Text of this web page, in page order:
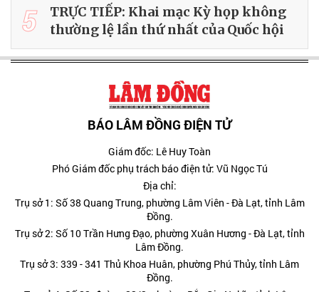
5
TRỰC TIẾP: Khai mạc Kỳ họp không
thường lệ lần thứ nhất của Quốc hội
BÁO LÂM ĐỒNG ĐIỆN TỬ
Giám đốc: Lê Huy Toàn
Phó Giám đốc phụ trách báo điện tử: Vũ Ngọc Tú
Địa chỉ:
Trụ sở 1: Số 38 Quang Trung, phường Lâm Viên - Đà Lạt, tỉnh Lâm
Đồng.
Trụ sở 2: Số 10 Trần Hưng Đạo, phường Xuân Hương - Đà Lạt, tỉnh
Lâm Đồng.
Trụ sở 3: 339 - 341 Thủ Khoa Huân, phường Phú Thủy, tỉnh Lâm
Đồng.